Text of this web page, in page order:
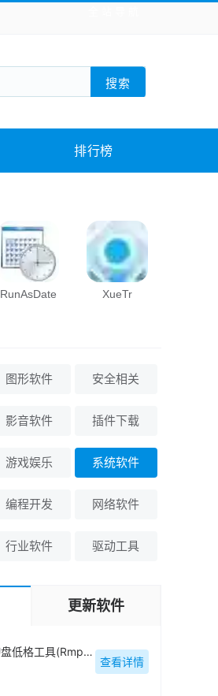
行 生活实用
击 模拟经营
乐 系统软件 素材下载
搜索
排行榜
RunAsDate XueTr
图形软件 安全相关
影音软件 插件下载
游戏娱乐 系统软件
编程开发 网络软件
行业软件 驱动工具
更新软件
U盘低格工具(Rmprepusb)绿色中文-v2.1.744
查看详情